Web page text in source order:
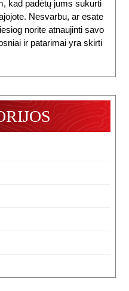
kad padėtų jums sukurti
Nesvarbu, ar esate
norite atnaujinti savo
ir patarimai yra skirti